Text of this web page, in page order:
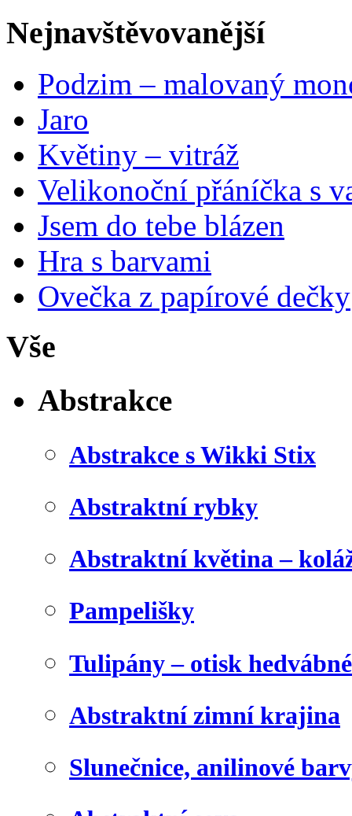
Nejnavštěvovanější
Podzim – malovaný
Jaro
Květiny – vitráž
Velikonoční přáníčka s
Jsem do tebe blázen
Hra s barvami
Ovečka z papírové dečky
Vše
Abstrakce
Abstrakce s Wikki Stix
Abstraktní rybky
Abstraktní květina –
Pampelišky
Tulipány – otisk
Abstraktní zimní krajina
Slunečnice, anilinové